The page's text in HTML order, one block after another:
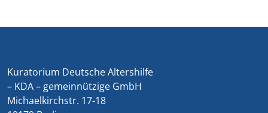
Kuratorium Deutsche Altershilfe
– KDA – gemeinnützige GmbH
Michaelkirchstr. 17-18